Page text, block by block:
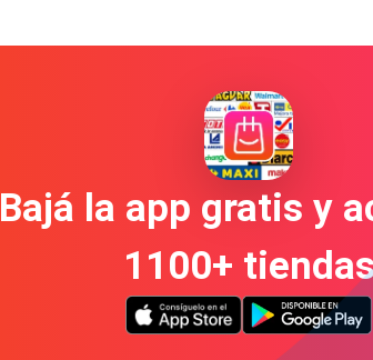
Bajá la app gratis y
1100+